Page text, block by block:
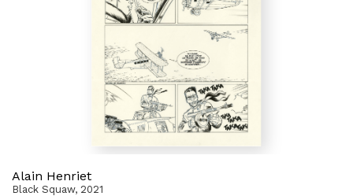
Alain Henriet
Black Squaw, 2021